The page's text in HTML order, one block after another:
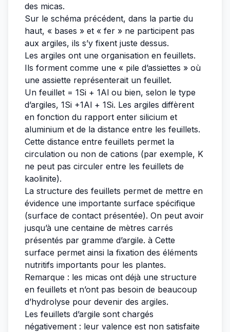
des micas.
Sur le schéma précédent, dans la partie du
haut, « bases » et « fer » ne participent pas
aux argiles, ils s’y fixent juste dessus.
Les argiles ont une organisation en feuillets.
Ils forment comme une « pile d’assiettes » où
une assiette représenterait un feuillet.
Un feuillet = 1Si + 1Al ou bien, selon le type
d’argiles, 1Si +1Al + 1Si. Les argiles diffèrent
en fonction du rapport enter silicium et
aluminium et de la distance entre les feuillets.
Cette distance entre feuillets permet la
circulation ou non de cations (par exemple, K
ne peut pas circuler entre les feuillets de
kaolinite).
La structure des feuillets permet de mettre en
évidence une importante surface spécifique
(surface de contact présentée). On peut avoir
jusqu’à une centaine de mètres carrés
présentés par gramme d’argile. à Cette
surface permet ainsi la fixation des éléments
nutritifs importants pour les plantes.
Remarque : les micas ont déjà une structure
en feuillets et n’ont pas besoin de beaucoup
d’hydrolyse pour devenir des argiles.
Les feuillets d’argile sont chargés
négativement : leur valence est non satisfaite